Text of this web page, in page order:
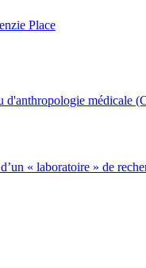
Place
d'anthropologie médicale
« laboratoire » de